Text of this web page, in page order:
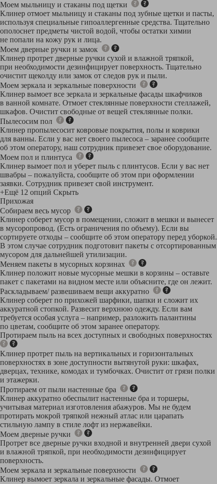
Моем мыльницу и стаканы под щетки
Клинер отмоет мыльницу и стаканы под зубные щетки и пасты,
используя специальные гипоаллергенные средства. Тщательно
ополоснет предметы чистой водой, чтобы остатки химии
не попали на кожу рук и лица.
Моем дверные ручки и замок
Клинер протрет дверные ручки сухой и влажной тряпкой,
при необходимости дезинфицирует поверхность. Тщательно
очистит щеколду или замок от следов рук и пыли.
Моем зеркала и зеркальные поверхности
Клинер вымоет все зеркала и зеркальные фасады шкафчиков
в ванной комнате. Отмоет стеклянные поверхности стеллажей,
шкафов. Очистит свободные от вещей стеклянные полки.
Пылесосим пол
Клинер пропылесосит ковровые покрытия, полы и коврики
для ванны. Если у вас нет своего пылесоса – заранее сообщите
об этом оператору, наш сотрудник привезет свое оборудование.
Моем пол и плинтуса
Клинер вымоет пол и уберет пыль с плинтусов. Если у вас нет
швабры – пожалуйста, сообщите об этом при оформлении
заявки. Сотрудник привезет свой инструмент.
+Ещё 12 опций Скрыть
Прихожая
Собираем весь мусор
Клинер соберет мусор в помещении, сложит в мешки и вынесет
в мусоропровод. (Есть ограничения по объему). Если вы
сортируете отходы – сообщите об этом оператору перед уборкой.
В этом случае сотрудник подготовит пакеты с отсортированным
мусором для дальнейшей утилизации.
Меняем пакеты в мусорных корзинах
Клинер положит новые мусорные мешки в корзины – оставьте
пакет с пакетами на видном месте или объясните, где он лежит.
Раскладываем/ развешиваем вещи аккуратно
Клинер соберет по прихожей шарфики, шапки и сложит их
аккуратной стопкой. Развесит верхнюю одежду. Если вам
требуется особая услуга – например, разложить палантины
по цветам, сообщите об этом заранее оператору.
Протираем пыль на всех доступных и свободных поверхностях
Клинер протрет пыль на вертикальных и горизонтальных
поверхностях в зоне доступности вытянутой руки: шкафах,
дверцах, технике, комодах и тумбочках. Очистит от грязи полки
и этажерки.
Протираем от пыли настенные бра
Клинер аккуратно обеспылит настенные бра и торшеры,
учитывая материал изготовления абажуров. Мы не будем
протирать мокрой тряпкой нежный атлас или царапать
стильную лампу в стиле лофт из нержавейки.
Моем дверные ручки
Протрет все дверные ручки входной и внутренней двери сухой
и влажной тряпкой, при необходимости дезинфицирует
поверхность.
Моем зеркала и зеркальные поверхности
Клинер вымоет зеркала и зеркальные фасады. Отмоет